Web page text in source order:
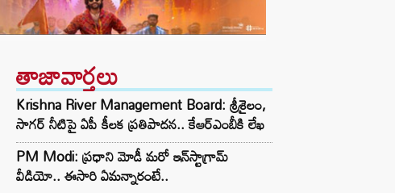
తాజావార్తలు
Krishna River Management Board: శ్రీశైలం,
సాగర్ నీటిపై ఏపీ కీలక ప్రతిపాదన.. కేఆర్ఎంబీకి లేఖ
PM Modi: ప్రధాని మోడీ మరో ఇన్‌స్టాగ్రామ్
వీడియో.. ఈసారి ఏమన్నారంటే..